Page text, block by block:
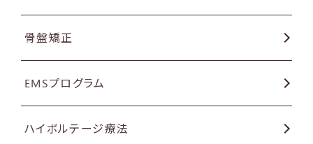
骨盤矯正
EMSプログラム
ハイボルテージ療法